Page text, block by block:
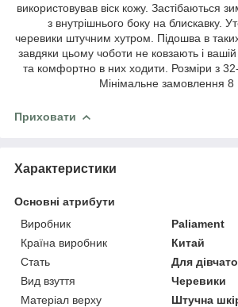
використовував віск кожу. Застібаються
з внутрішнього боку на блискавку.
черевики штучним хутром. Підошва в
завдяки цьому чоботи не ковзають і
та комфортно в них ходити. Розміри з
Мінімальне замовлення 8
Приховати
Характеристики
Основні атрибути
Виробник
Paliament
Країна виробник
Китай
Стать
Для
Вид взуття
Черевики
Матеріал верху
Штучна